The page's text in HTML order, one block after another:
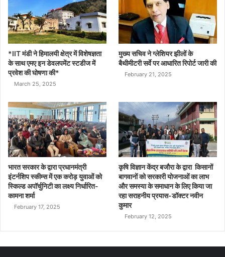
*IIT मंडी ने हिमालयी क्षेत्र में विशेषज्ञता
के साथ एमए इन डेवलपमेंट स्टडीज में
प्रवेश की घोषणा की*
March 25, 2025
मुख्य सचिव ने ग्लेशियर झीलों के
बैथीमीटरी सर्वे पर आधारित रिपोर्ट जारी की
February 21, 2025
भारत सरकार के द्वारा प्रधानमंत्री
इंटर्नशिप स्कीम्स में एक करोड़ युवाओं को
स्किल्ड अपॉर्चुनिटी का लक्ष्य निर्धारित-
कामना शर्मा
February 17, 2025
कृषि विज्ञान केंद्र बजौरा के द्वारा किसानों
बागवानों को सरकारी योजनाओं का लाभ
और समस्या के समाधान के लिए किया जा
रहा सराहनीय प्रयास-डॉक्टर नवीन
कुमार
February 12, 2025